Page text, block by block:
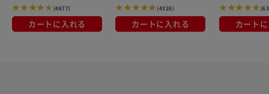
(4677)
カートに入れる
(4326)
カートに入れる カート